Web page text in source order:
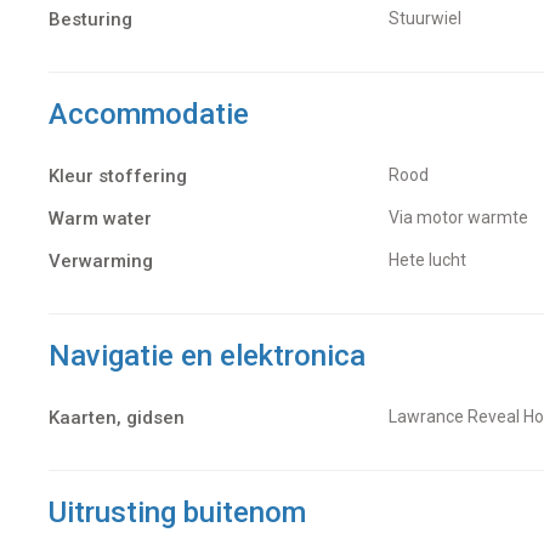
Besturing Stuurwiel
Accommodatie
Kleur stoffering Rood
Warm water Via motor warmte
Verwarming hete lucht
Navigatie en elektronica
Kaarten, gidsen Lawrance Reveal
Uitrusting buitenom